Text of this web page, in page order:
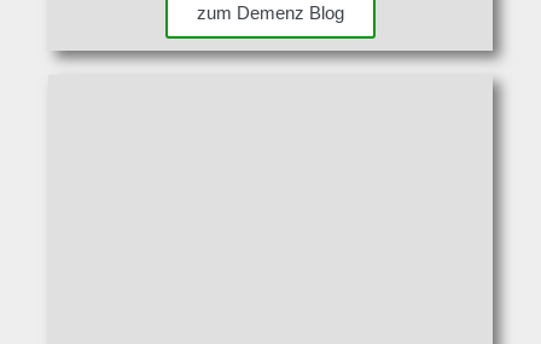
zum Demenz Blog